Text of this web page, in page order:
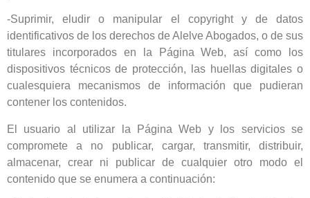
-Suprimir, eludir o manipular el copyright y de datos
identificativos de los derechos de Alelve Abogados, o de sus
titulares incorporados en la Página Web, así como los
dispositivos técnicos de protección, las huellas digitales o
cualesquiera mecanismos de información que pudieran
contener los contenidos.
El usuario al utilizar la Página Web y los servicios se
compromete a no publicar, cargar, transmitir, distribuir,
almacenar, crear ni publicar de cualquier otro modo el
contenido que se enumera a continuación: